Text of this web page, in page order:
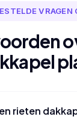
VRAGEN
rieten